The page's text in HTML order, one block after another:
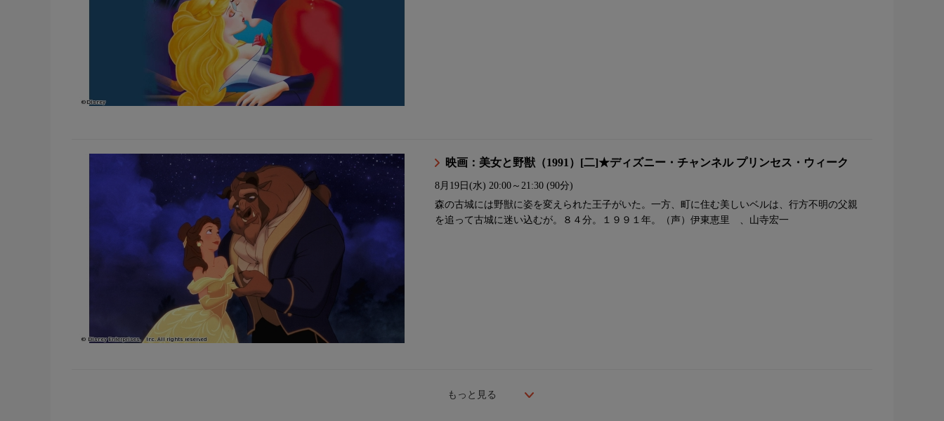
映画：美女と野獣（1991）[二]★ディズニー・チャンネル プリンセス・ウィーク
8月19日(水) 20:00～21:30 (90分)
森の古城には野獣に姿を変えられた王子がいた。一方、町に住む美しいベルは、行方不明の父親
を追って古城に迷い込むが。８４分。１９９１年。（声）伊東恵里 、山寺宏一
もっと見る